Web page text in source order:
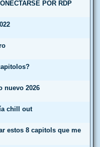
POR RDP
nuevo 2026
chill out
estos 8 capitols que me